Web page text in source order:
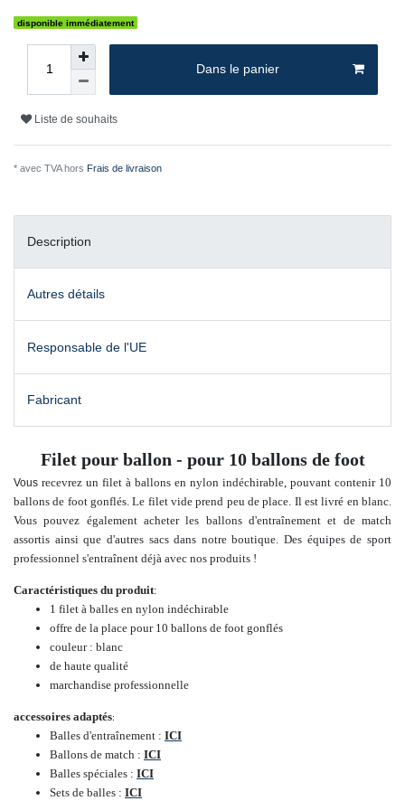
disponible immédiatement
Dans le panier
Liste de souhaits
* avec TVA hors Frais de livraison
Description
Autres détails
Responsable de l'UE
Fabricant
Filet pour ballon - pour 10 ballons de foot
Vous recevrez un filet à ballons en nylon indéchirable, pouvant contenir 10
ballons de foot gonflés. Le filet vide prend peu de place. Il est livré en blanc.
Vous pouvez également acheter les ballons d'entraînement et de match
assortis ainsi que d'autres sacs dans notre boutique. Des équipes de sport
professionnel s'entraînent déjà avec nos produits !
Caractéristiques du produit:
1 filet à balles en nylon indéchirable
offre de la place pour 10 ballons de foot gonflés
couleur : blanc
de haute qualité
marchandise professionnelle
accessoires adaptés:
Balles d'entraînement : ICI
Ballons de match : ICI
Balles spéciales : ICI
Sets de balles : ICI